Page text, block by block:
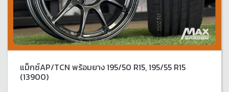
แม็กซ์AP/TCN พร้อมยาง 195/50 R15, 195/55 R15
(13900)